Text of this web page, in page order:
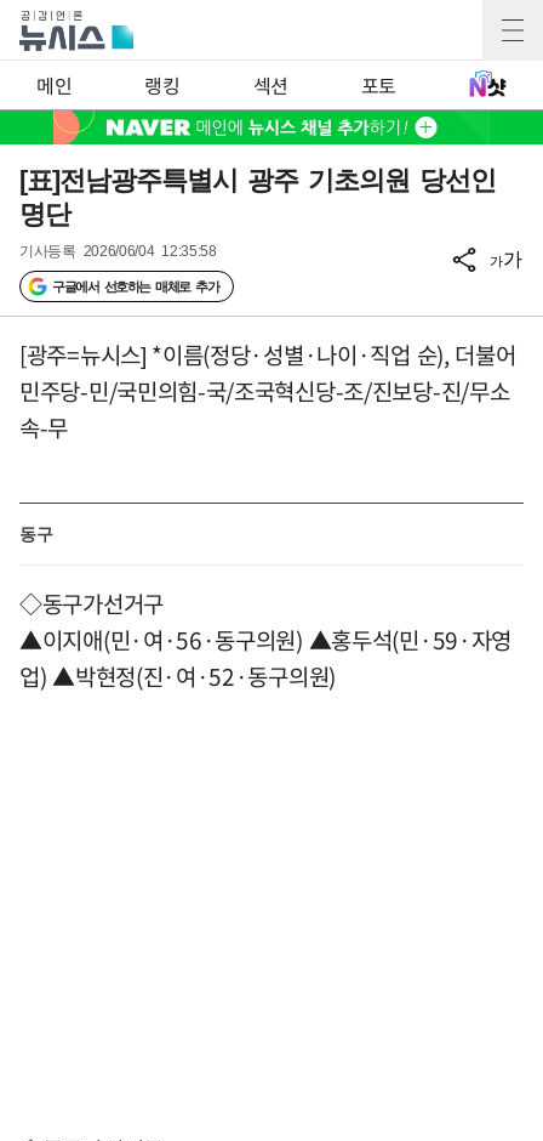
메인 랭킹 섹션 포토
[표]전남광주특별시 광주 기초의원 당선인
명단
기사등록 2026/06/04 12:35:58
구글에서 선호하는 매체로 추가
가가
[광주=뉴시스] *이름(정당·성별·나이·직업 순), 더불어
민주당-민/국민의힘-국/조국혁신당-조/진보당-진/무소
속-무
동구
◇동구가선거구
▲이지애(민·여·56·동구의원) ▲홍두석(민·59·자영
업) ▲박현정(진·여·52·동구의원)